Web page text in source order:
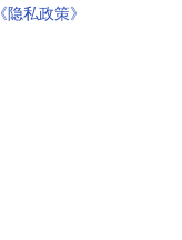
《隐私政策》